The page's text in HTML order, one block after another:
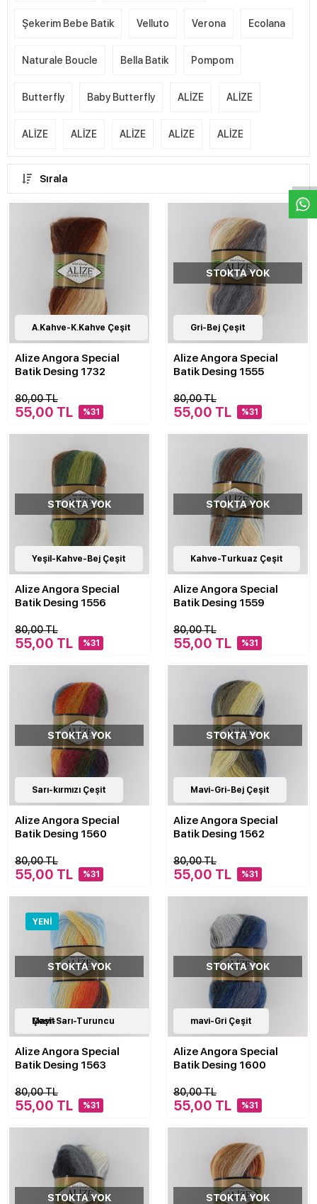
W
h
a
s
p
p
D
e
s
e
H
a
t
t
Şekerim Bebe Batik Velluto Verona Ecolana
Naturale Boucle Bella Batik Pompom
Butterfly Baby Butterfly ALİZE ALİZE
ALİZE ALİZE ALİZE ALİZE ALİZE
Sırala
10Çeşit
A.Kahve-K.Kahve Çeşit
Alize Angora Special
Batik Desing 1732
80,00 TL
55,00 TL %31
10Çeşit
STOKTA YOK
Gri-Bej Çeşit
Alize Angora Special
Batik Desing 1555
80,00 TL
55,00 TL %31
10Çeşit
STOKTA YOK
Yeşil-Kahve-Bej Çeşit
Alize Angora Special
Batik Desing 1556
80,00 TL
55,00 TL %31
10Çeşit
STOKTA YOK
Kahve-Turkuaz Çeşit
Alize Angora Special
Batik Desing 1559
80,00 TL
55,00 TL %31
10Çeşit
STOKTA YOK
Sarı-kırmızı Çeşit
Alize Angora Special
Batik Desing 1560
80,00 TL
55,00 TL %31
10Çeşit
STOKTA YOK
Mavi-Gri-Bej Çeşit
Alize Angora Special
Batik Desing 1562
80,00 TL
55,00 TL %31
YENI
10Çeşit
STOKTA YOK
Mavi-Sarı-Turuncu Çeşit
Alize Angora Special
Batik Desing 1563
80,00 TL
55,00 TL %31
10Çeşit
STOKTA YOK
mavi-Gri Çeşit
Alize Angora Special
Batik Desing 1600
80,00 TL
55,00 TL %31
STOKTA YOK STOKTA YOK